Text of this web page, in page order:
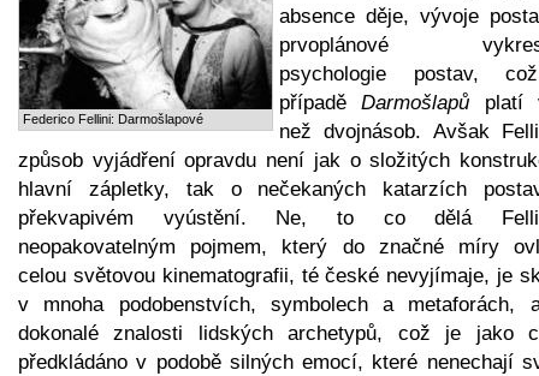
Federico Fellini: Darmošlapové
absence děje, vývoje
prvoplánové
psychologie postav,
případěDarmošlapů platí
než dvojnásob. Avšak
způsob vyjádření opravdu není jak o složitých
hlavní zápletky, tak o nečekaných katarzích
překvapivém vyústění. Ne, to co dělá
neopakovatelným pojmem, který do značné míry
celou světovou kinematografii, té české nevyjímaje, je
v mnoha podobenstvích, symbolech a metaforách,
dokonalé znalosti lidských archetypů, což je jako
předkládáno v podobě silných emocí, které nenechají